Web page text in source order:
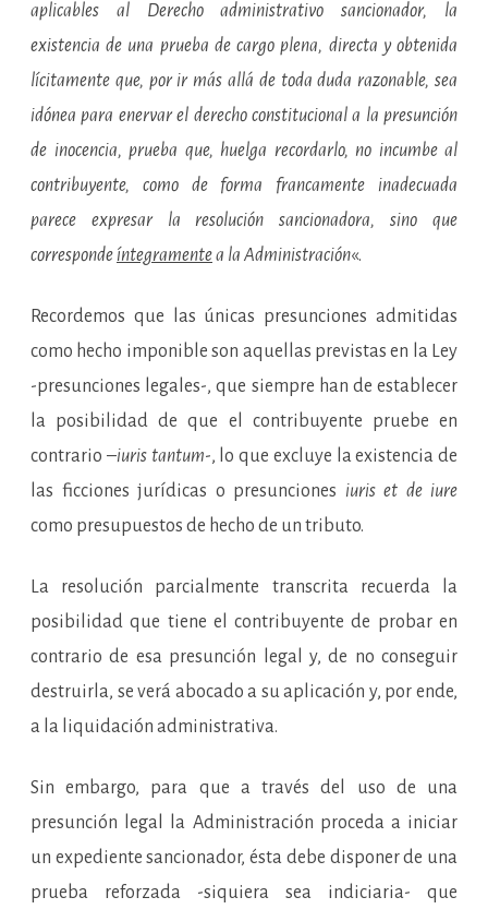
aplicables al Derecho administrativo sancionador, la
existencia de una prueba de cargo plena, directa y obtenida
lícitamente que, por ir más allá de toda duda razonable, sea
idónea para enervar el derecho constitucional a la presunción
de inocencia, prueba que, huelga recordarlo, no incumbe al
contribuyente, como de forma francamente inadecuada
parece expresar la resolución sancionadora, sino que
correspondeíntegramentea la Administración«.
Recordemos que las únicas presunciones admitidas
como hecho imponible son aquellas previstas en la Ley
-presunciones legales-, que siempre han de establecer
la posibilidad de que el contribuyente pruebe en
contrario –iuris tantum-, lo que excluye la existencia de
las ficciones jurídicas o presunciones iuris et de iure
como presupuestos de hecho de un tributo.
La resolución parcialmente transcrita recuerda la
posibilidad que tiene el contribuyente de probar en
contrario de esa presunción legal y, de no conseguir
destruirla, se verá abocado a su aplicación y, por ende,
a la liquidación administrativa.
Sin embargo, para que a través del uso de una
presunción legal la Administración proceda a iniciar
un expediente sancionador, ésta debe disponer de una
prueba reforzada -siquiera sea indiciaria- que